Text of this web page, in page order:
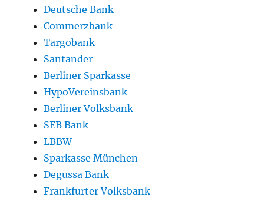
Deutsche Bank
Commerzbank
Targobank
Santander
Berliner Sparkasse
HypoVereinsbank
Berliner Volksbank
SEB Bank
LBBW
Sparkasse München
Degussa Bank
Frankfurter Volksbank